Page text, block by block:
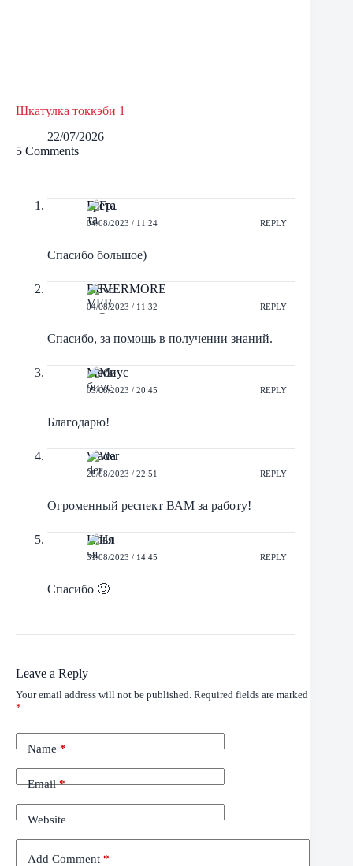
Шкатулка токкэби 1
22/07/2026
5 Comments
Грета
04/08/2023 / 11:24 REPLY
Спасибо большое)
REVERMORE
04/08/2023 / 11:32 REPLY
Спасибо, за помощь в получении знаний.
Мебиус
05/08/2023 / 20:45 REPLY
Благодарю!
Wader
28/08/2023 / 22:51 REPLY
Огроменный респект ВАМ за работу!
Илья
31/08/2023 / 14:45 REPLY
Спасибо 🙂
Leave a Reply
Your email address will not be published. Required fields are marked
*
Name*
Email*
Website
Add Comment *